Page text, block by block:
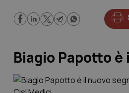
Biagio Papotto